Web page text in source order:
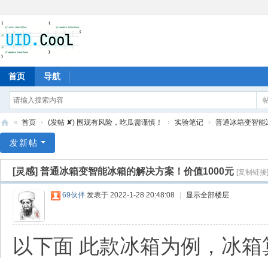
首页 导航
爱
» 首页 › (发帖 ✘) 围观有风险，吃瓜需谨慎！ › 实验笔记 › 普通冰箱变智能
发新帖
[灵感] 普通冰箱变智能冰箱的解决方案！价值1000元 [复制链接]
69伙伴 发表于 2022-1-28 20:48:08 显示全部楼层
以下面 此款冰箱为例，冰